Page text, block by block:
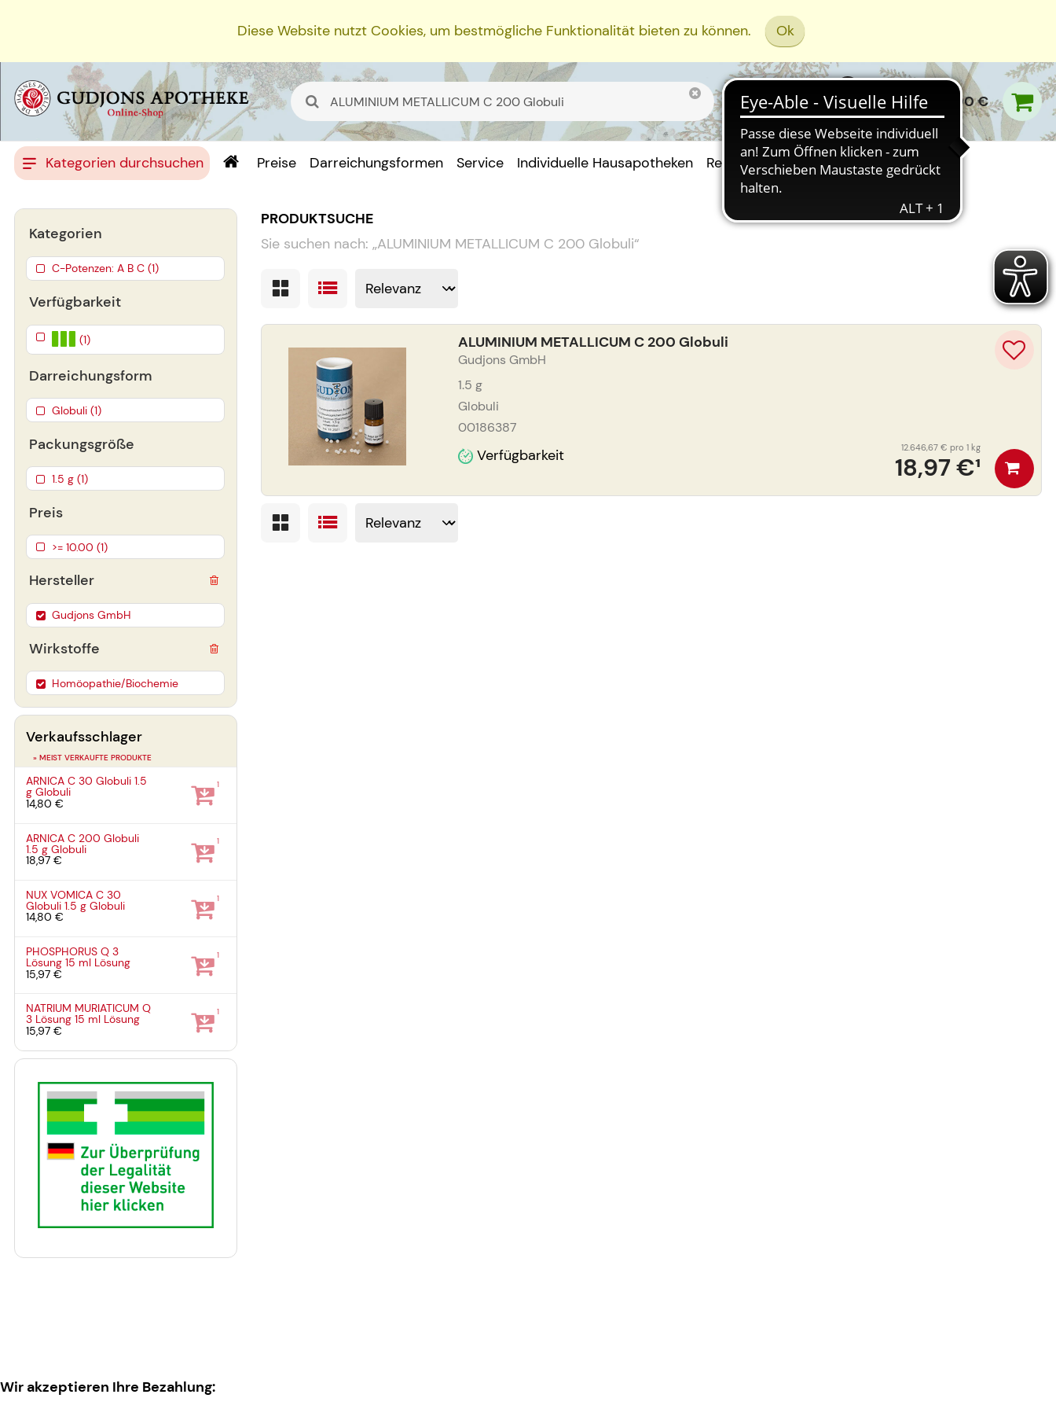
Diese Website nutzt Cookies, um bestmögliche Funktionalität bieten zu können. Ok
0,00 €
Kategorien durchsuchen Preise Darreichungsformen Service Individuelle Hausapotheken Rezept Einreichen
PRODUKTSUCHE
Sie suchen nach: „ALUMINIUM METALLICUM C 200 Globuli“
ALUMINIUM METALLICUM C 200 Globuli
Gudjons GmbH
1.5 g
Globuli
00186387
Verfügbarkeit 18,97 €¹
12.646,67 € pro 1 kg
Verfügbarkeit
(1)
Darreichungsform
Globuli (1)
Packungsgröße
1.5 g (1)
Preis
>= 10.00 (1)
Hersteller
Gudjons GmbH
Wirkstoffe
Homöopathie/Biochemie
Kategorien
C-Potenzen: A B C (1)
Verkaufsschlager
» MEIST VERKAUFTE PRODUKTE
ARNICA C 30 Globuli1.5
gGlobuli
14,80 €
1
ARNICA C 200 Globuli
1.5 gGlobuli
18,97 €
1
NUX VOMICA C 30
Globuli1.5 gGlobuli
14,80 €
1
PHOSPHORUS Q 3
Lösung15 ml Lösung
15,97 €
1
NATRIUM MURIATICUM Q
3 Lösung15 ml Lösung
15,97 €
1
Wir akzeptieren Ihre Bezahlung: